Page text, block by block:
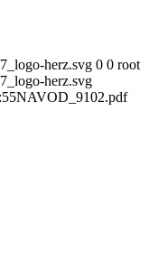
herz.svg 0 0 root
herz.svg
NAVOD_9102.pdf